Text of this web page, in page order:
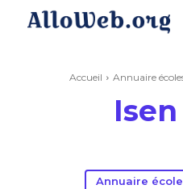
Accueil Annuaire
Annuaire